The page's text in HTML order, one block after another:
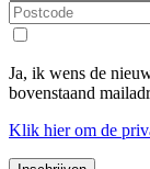
Ja, ik wens de
bovenstaand
Klik hierom de